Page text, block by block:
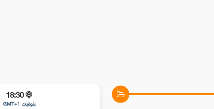
18:30
بتوقيت GMT+1